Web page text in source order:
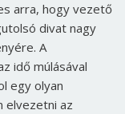
arra, hogy vezető
divat nagy
A
idő múlásával
egy olyan
elvezetni az